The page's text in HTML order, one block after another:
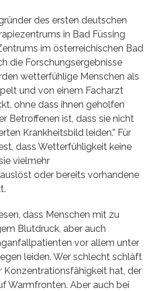
des ersten deutschen
in Bad Füssing
im österreichischen Bad
die Forschungsergebnisse
wetterfühlige Menschen als
und von einem Facharzt
ohne dass ihnen geholfen
Betroffenen ist, dass sie nicht
Krankheitsbild leiden.” Für
dass Wetterfühligkeit keine
vielmehr
oder bereits vorhandene
dass Menschen mit zu
Blutdruck, aber auch
vor allem unter
leiden. Wer schlecht schläft
hat, der
Warmfronten. Aber auch bei